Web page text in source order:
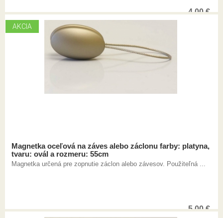
4,00€
AKCIA
Magnetka oceľová na záves alebo záclonu farby: platyna,
tvaru: ovál a rozmeru: 55cm
Magnetka určená pre zopnutie záclon alebo závesov. Použiteľná ...
5,00€